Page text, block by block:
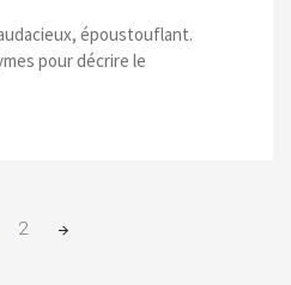
époustouflant.
pour décrire le
2